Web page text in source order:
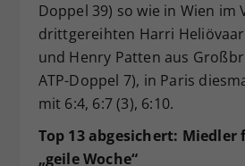
Doppel 39) so wie in Wien im
drittgereihten Harri
und Henry Patten aus
ATP-Doppel 7), in Paris
mit 6:4, 6:7 (3), 6:10.
Top 13 abgesichert:
„geile Woche“